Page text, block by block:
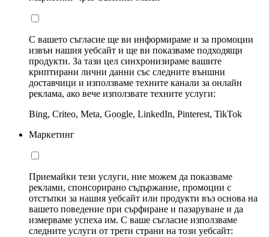
С вашето съгласие ще ви информираме и за промоции
извън нашия уебсайт и ще ви показваме подходящи
продукти. За тази цел синхронизираме вашите
криптирани лични данни със следните външни
доставчици и използваме техните канали за онлайн
реклама, ако вече използвате техните услуги:
Bing, Criteo, Meta, Google, LinkedIn, Pinterest, TikTok
Маркетинг
Приемайки тези услуги, ние можем да показваме
реклами, спонсорирано съдържание, промоции с
отстъпки за нашия уебсайт или продукти въз основа на
вашето поведение при сърфиране и пазаруване и да
измерваме успеха им. С ваше съгласие използваме
следните услуги от трети страни на този уебсайт: